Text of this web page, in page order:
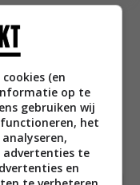
(en
op te
gebruiken wij
het
advertenties te
en